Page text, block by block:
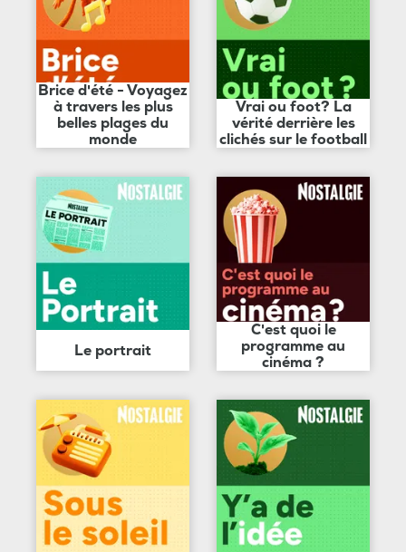
Brice d'été - Voyagez
à travers les plus
belles plages du
monde
Vrai ou foot? La
vérité derrière les
clichés sur le football
Le portrait
C'est quoi le
programme au
cinéma ?